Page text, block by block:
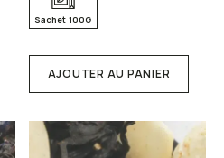
Sachet 100G
AJOUTER AU PANIER
utilisées par BOLJOY. pour
que vous avez
Confidentialitéet de Cookies